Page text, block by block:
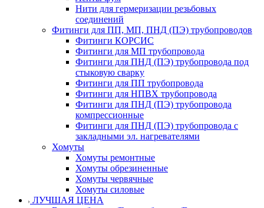
Нити для гермеризации резьбовых
соединений
Фитинги для ПП, МП, ПНД (ПЭ) трубопроводов
Фитинги КОРСИС
Фитинги для МП трубопровода
Фитинги для ПНД (ПЭ) трубопровода под
стыковую сварку
Фитинги для ПП трубопровода
Фитинги для НПВХ трубопровода
Фитинги для ПНД (ПЭ) трубопровода
компрессионные
Фитинги для ПНД (ПЭ) трубопровода с
закладными эл. нагревателями
Хомуты
Хомуты ремонтные
Хомуты обрезиненные
Хомуты червячные
Хомуты силовые
ЛУЧШАЯ ЦЕНА